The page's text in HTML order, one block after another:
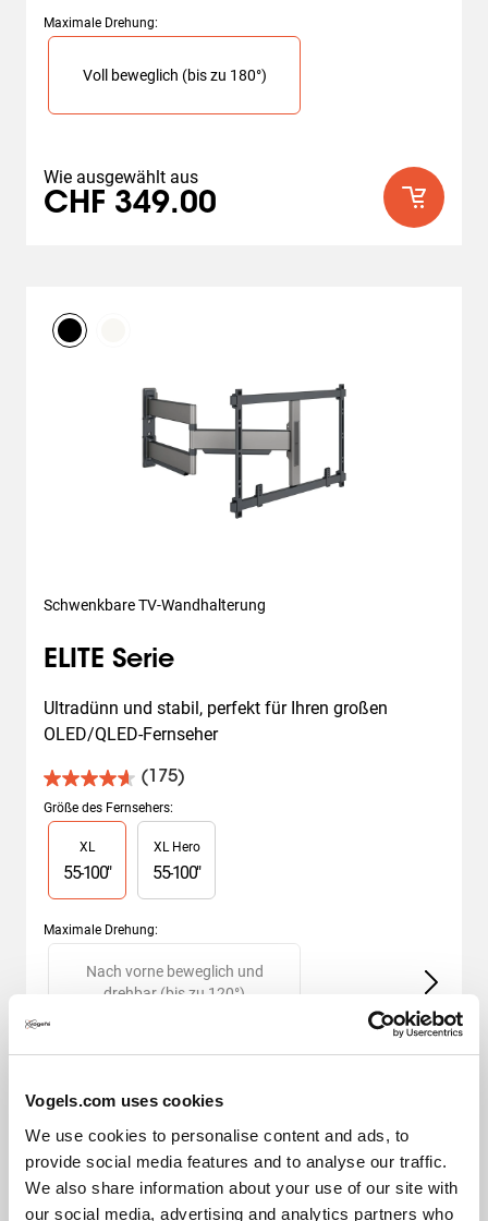
Vogels.com uses cookies
We use cookies to personalise content and ads, to
provide social media features and to analyse our traffic.
We also share information about your use of our site with
our social media, advertising and analytics partners who
Maximale Drehung:
Slide 1 of 1
Voll beweglich (bis zu 180°)
Wie ausgewählt aus
CHF 349.00
Schwenkbare TV-Wandhalterung
ELITE Serie
Ultradünn und stabil, perfekt für Ihren großen
OLED/QLED-Fernseher
(175)
4.6
von
5
Sternen.
175
Bewertungen
Größe des Fernsehers:
Slide 1 of 2
XL
55-100"
XL Hero
55-100"
Maximale Drehung:
Slide 1 of 2
Nach vorne beweglich und
drehbar (bis zu 120°)
CHF 459.00